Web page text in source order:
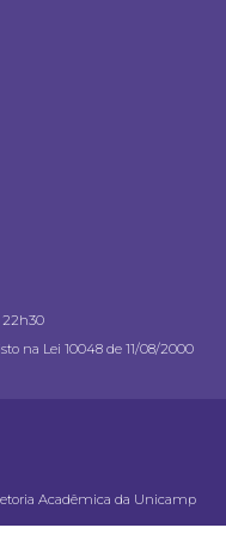
22h30
na Lei 10048 de 11/08/2000
Acadêmica da Unicamp